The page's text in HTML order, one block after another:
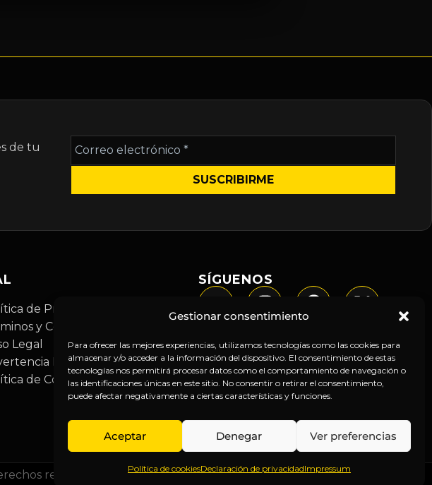
Gestionar consentimiento
Para ofrecer las mejores experiencias, utilizamos tecnologías como las cookies para
almacenar y/o acceder a la información del dispositivo. El consentimiento de estas
tecnologías nos permitirá procesar datos como el comportamiento de navegación o
las identificaciones únicas en este sitio. No consentir o retirar el consentimiento,
puede afectar negativamente a ciertas características y funciones.
Aceptar Denegar Ver preferencias
Política de cookiesDeclaración de privacidadImpressum
de tu
Correo
electrónico
*
de Privacidad
y Condiciones
Legal
Financiera
de Cookies
SÍGUENOS
reservados.